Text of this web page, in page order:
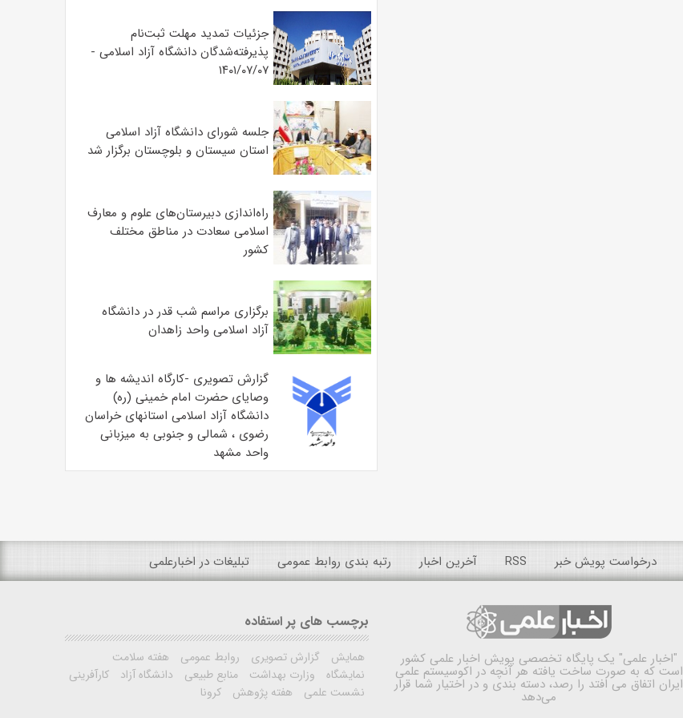
جزئیات تمدید مهلت ثبت‌نام
پذیرفته‌شدگان دانشگاه آزاد اسلامی -
۱۴۰۱/۰۷/۰۷
جلسه شورای دانشگاه آزاد اسلامی
استان سیستان و بلوچستان برگزار شد
‌راه‌اندازی دبیرستان‌های علوم و معارف
اسلامی سعادت در مناطق مختلف
کشور
برگزاری مراسم شب قدر در دانشگاه
آزاد اسلامی واحد زاهدان
گزارش تصویری -کارگاه اندیشه ها و
وصایای حضرت امام خمینی (ره)
دانشگاه آزاد اسلامی استانهای خراسان
رضوی ، شمالی و جنوبی به میزبانی
واحد مشهد
درخواست پویش خبر RSS آخرین اخبار رتبه بندی روابط عمومی تبلیغات در اخبارعلمی
"اخبار علمی" یک پایگاه تخصصی پویش اخبار علمی کشور
است که به صورت ساخت یافته هر آنچه در اکوسیستم علمی
ایران اتفاق می افتد را رصد، دسته بندی و در اختیار شما قرار
می‌دهد
برچسب های پر استفاده
همایش گزارش تصویری روابط عمومی
هفته سلامت
نمایشگاه
وزارت بهداشت منابع طبیعی دانشگاه آزاد
کارآفرینی
نشست علمی
هفته پژوهش کرونا